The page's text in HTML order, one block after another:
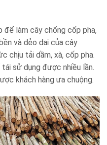
để làm cây chống cốp pha,
và dẻo dai của cây
chịu tải dầm, xà, cốp pha.
sử dụng được nhiều lần.
khách hàng ưa chuộng.